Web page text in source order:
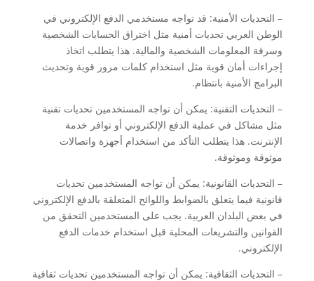
– التحديات الأمنية: قد تواجه مستخدمي الدفع الإلكتروني في
الوطن العربي تحديات أمنية مثل اختراق الحسابات الشخصية
وسرقة المعلومات الشخصية والمالية. هذا يتطلب اتخاذ
إجراءات أمان قوية مثل استخدام كلمات مرور قوية وتحديث
البرامج الأمنية بانتظام.
– التحديات التقنية: يمكن أن تواجه المستخدمين تحديات تقنية
مثل مشاكل في عملية الدفع الإلكتروني أو توافر خدمة
الإنترنت. هذا يتطلب التأكد من استخدام أجهزة واتصالات
موثوقة وموثوقة.
– التحديات القانونية: يمكن أن تواجه المستخدمين تحديات
قانونية فيما يتعلق بالضوابط واللوائح المتعلقة بالدفع الإلكتروني
في بعض البلدان العربية. يجب على المستخدمين التحقق من
القوانين والتشريعات المحلية قبل استخدام خدمات الدفع
الإلكتروني.
– التحديات الثقافية: يمكن أن تواجه المستخدمين تحديات ثقافية